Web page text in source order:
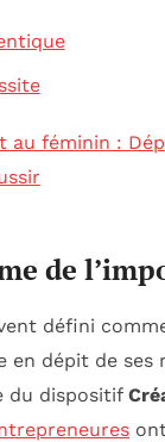
au féminin :
de
défini
en dépit de ses
du dispositif